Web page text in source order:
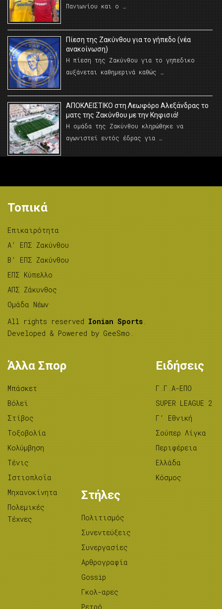
Πανιωνίου και ο …
Πίεση της Ζακύνθου για το γήπεδο (νέα
ανακοίνωση)
Η πίεση της Ζακύνθου για το γηπεδικο
αυξάνεται καθημερινά καθώς …
AΠΟΚΛΕΙΣΤΙΚΟ στη Λεωφόρο Αλεξάνδρας το
ματς της Ζακύνθου με την Κηφισιά!
Η ομάδα της Ζακύνθου κληρώθηκε να
αγωνιστεί εντός έδρας για …
Τοπικά
Επικαιρότητα
A’ ΕΠΣ Ζακύνθου
B’ ΕΠΣ Ζακύνθου
ΕΠΣ Κύπελλο
ΑΠΣ Ζάκυνθος
Ομάδα Νέων
All rights reserved Ionian Sports .
Developed & Powered by GeeSmo .
Άλλα Σπορ
Μπάσκετ
Βόλεϊ
Στίβος
Tοξοβολία
Κολύμβηση
Τένις
Ιστιοπλοΐα
Μηχανοκίνητα
Πολεμικές
Τέχνες
Ειδήσεις
Γ.Γ.Α-ΕΠΟ
SUPER LEAGUE 2
Γ’ Εθνική
Σούπερ Λίγκα
Περιφέρεια
Ελλάδα
Κόσμος
Στήλες
Πολιτισμός
Συνεντεύξεις
Συνεργασίες
Αρθρογραφία
Gossip
Γκολ-αρες
Ρετρό